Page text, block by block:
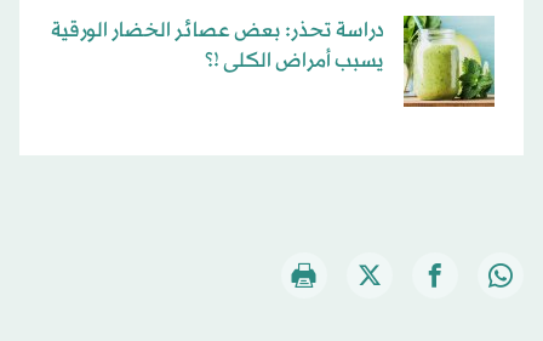
دراسة تحذر: بعض عصائر الخضار الورقية
يسبب أمراض الكلى !؟